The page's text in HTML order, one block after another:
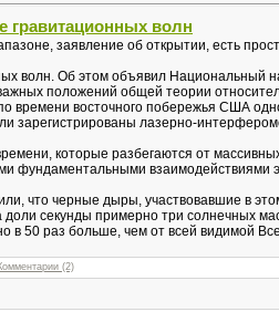
волн
заявление об открытии, есть
волн. Об этом объявил
положений общей теории
времени восточного побережья США
лазерно-
которые разбегаются от
фундаментальными
что черные дыры, участвовавшие в
секунды примерно три солнечных
в 50 раз больше, чем от всей видимой
(2)